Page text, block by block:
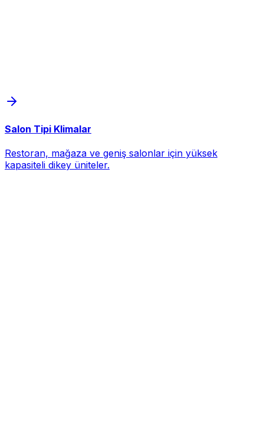
Salon Tipi Klimalar
Restoran, mağaza ve geniş salonlar için yüksek
kapasiteli dikey üniteler.